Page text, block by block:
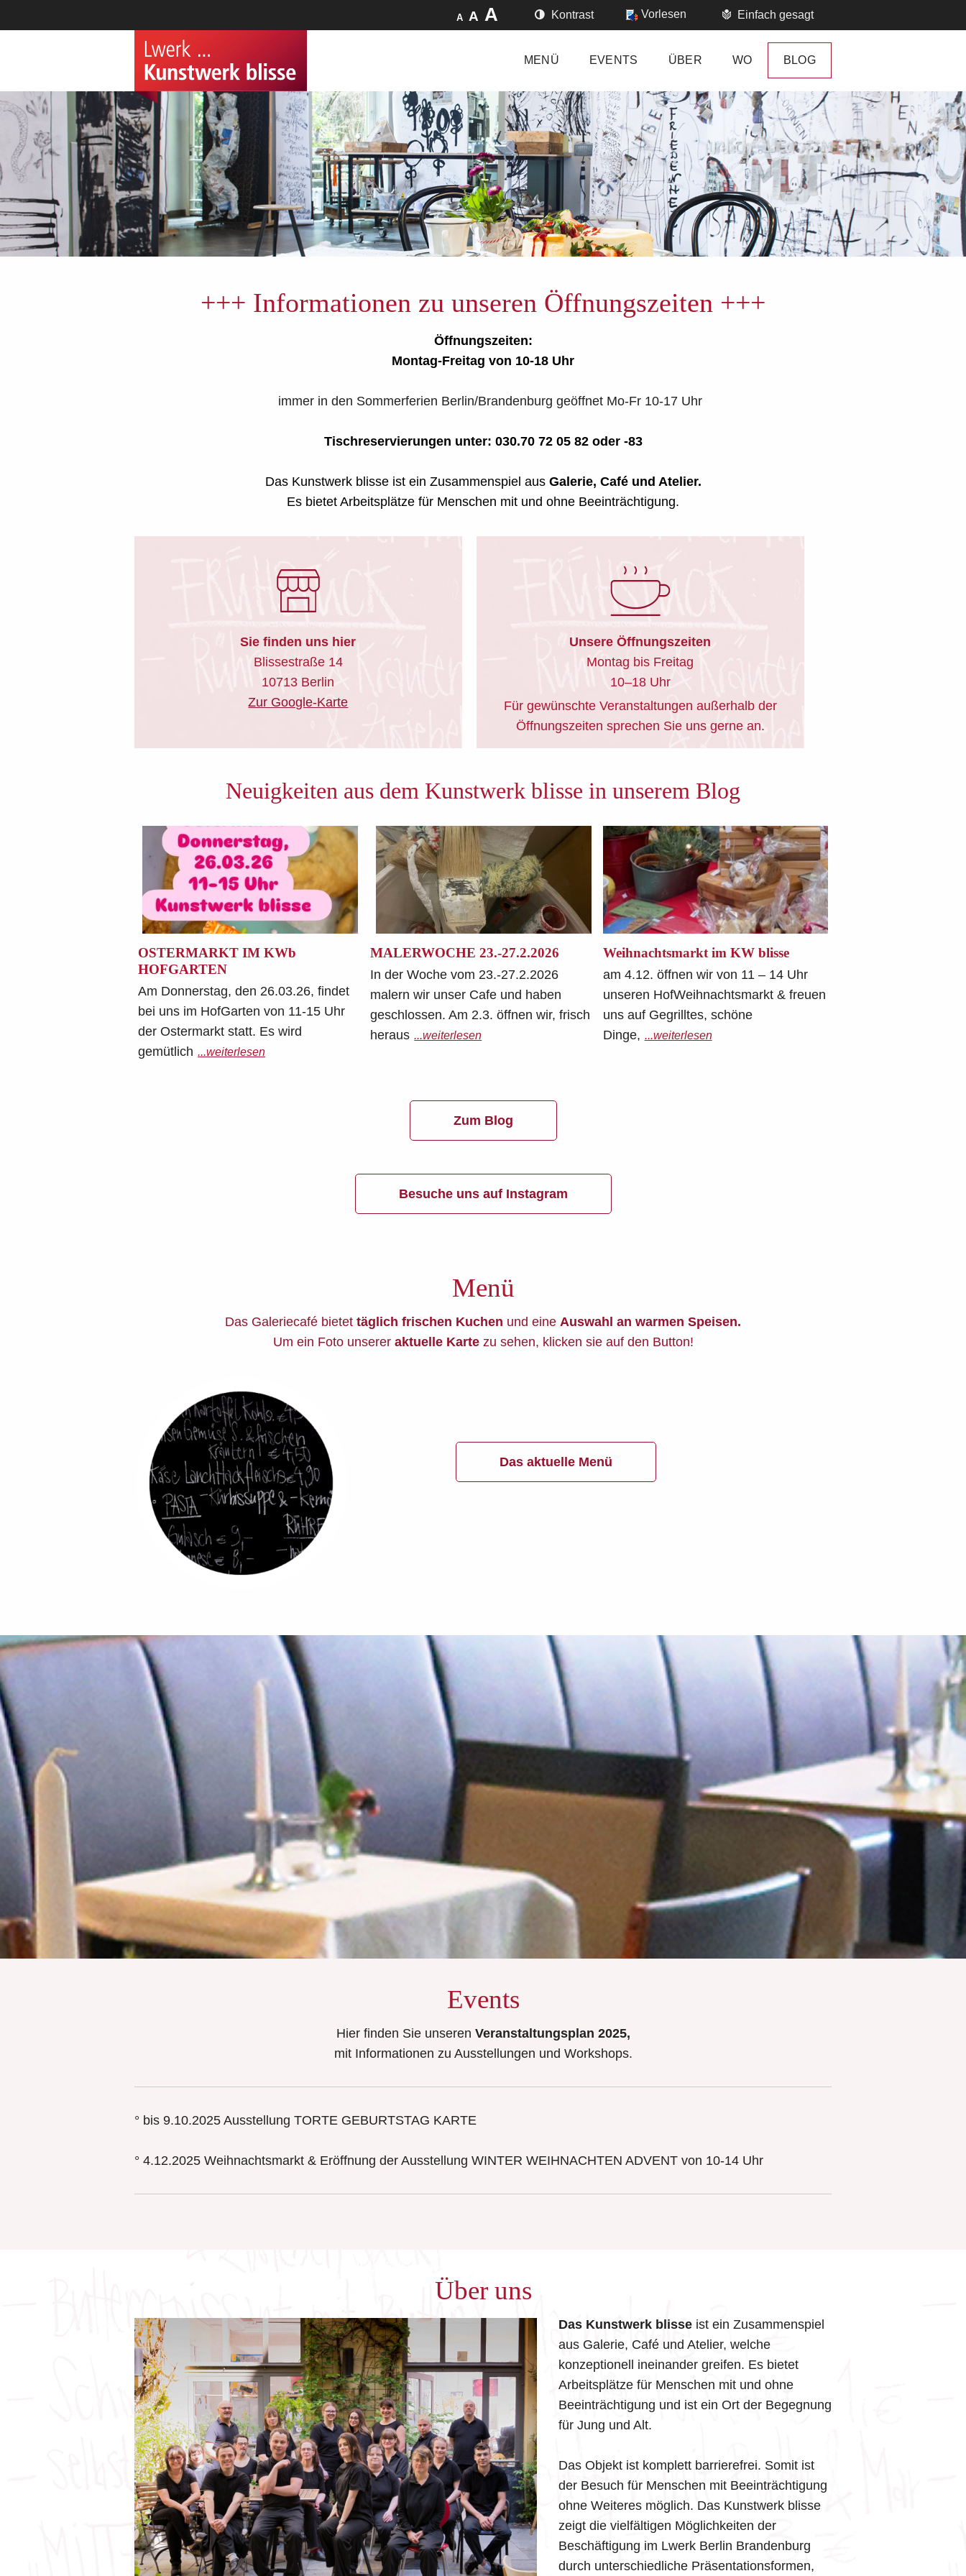
Einfach gesagt
Vorlesen
Kontrast
A A A
MENÜ EVENTS ÜBER WO BLOG
+++ Informationen zu unseren Öffnungszeiten +++
Öffnungszeiten:
Montag-Freitag von 10-18 Uhr
immer in den Sommerferien Berlin/Brandenburg geöffnet Mo-Fr 10-17 Uhr
Tischreservierungen unter: 030.70 72 05 82 oder -83
Das Kunstwerk blisse ist ein Zusammenspiel aus Galerie, Café und Atelier.
Es bietet Arbeitsplätze für Menschen mit und ohne Beeinträchtigung.
Sie finden uns hier
Blissestraße 14
10713 Berlin
Zur Google-Karte
Unsere Öffnungszeiten
Montag bis Freitag
10–18 Uhr
Für gewünschte Veranstaltungen außerhalb der
Öffnungszeiten sprechen Sie uns gerne an.
Neuigkeiten aus dem Kunstwerk blisse in unserem Blog
OSTERMARKT IM KWb
HOFGARTEN
Am Donnerstag, den 26.03.26, findet
bei uns im HofGarten von 11-15 Uhr
der Ostermarkt statt. Es wird
gemütlich ...weiterlesen
MALERWOCHE 23.-27.2.2026
In der Woche vom 23.-27.2.2026
malern wir unser Cafe und haben
geschlossen. Am 2.3. öffnen wir, frisch
heraus ...weiterlesen
Weihnachtsmarkt im KW blisse
am 4.12. öffnen wir von 11 – 14 Uhr
unseren HofWeihnachtsmarkt & freuen
uns auf Gegrilltes, schöne
Dinge, ...weiterlesen
Zum Blog
Besuche uns auf Instagram
Menü
Das Galeriecafé bietet täglich frischen Kuchen und eine Auswahl an warmen Speisen.
Um ein Foto unserer aktuelle Kartezu sehen, klicken sie auf den Button!
Das aktuelle Menü
Events
Hier finden Sie unseren Veranstaltungsplan 2025,
mit Informationen zu Ausstellungen und Workshops.
° bis 9.10.2025 Ausstellung TORTE GEBURTSTAG KARTE
° 4.12.2025 Weihnachtsmarkt & Eröffnung der Ausstellung WINTER WEIHNACHTEN ADVENT von 10-14 Uhr
Über uns
Das Kunstwerk blisse ist ein Zusammenspiel
aus Galerie, Café und Atelier, welche
konzeptionell ineinander greifen. Es bietet
Arbeitsplätze für Menschen mit und ohne
Beeinträchtigung und ist ein Ort der Begegnung
für Jung und Alt.
Das Objekt ist komplett barrierefrei. Somit ist
der Besuch für Menschen mit Beeinträchtigung
ohne Weiteres möglich. Das Kunstwerk blisse
zeigt die vielfältigen Möglichkeiten der
Beschäftigung im Lwerk Berlin Brandenburg
durch unterschiedliche Präsentationsformen,